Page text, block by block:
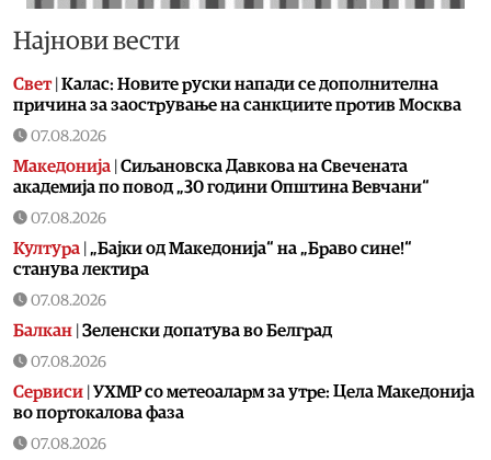
Најнови вести
Свет| Калас: Новите руски напади се дополнителна
причина за заострување на санкциите против Москва
07.08.2026
Македонија Сиљановска Давкова на Свечената
академија по повод „30 години Општина Вевчани“
07.08.2026
Култура „Бајки од Македонија“ на „Браво сине!“
станува лектира
07.08.2026
Балкан Зеленски допатува во Белград
07.08.2026
Сервиси УХМР со метеоаларм за утре: Цела Македонија
во портокалова фаза
07.08.2026